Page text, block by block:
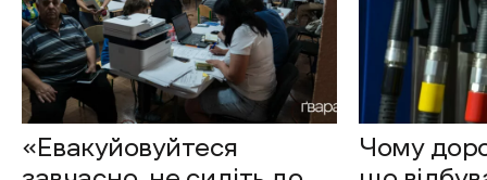
«Евакуйовуйтеся
Чому